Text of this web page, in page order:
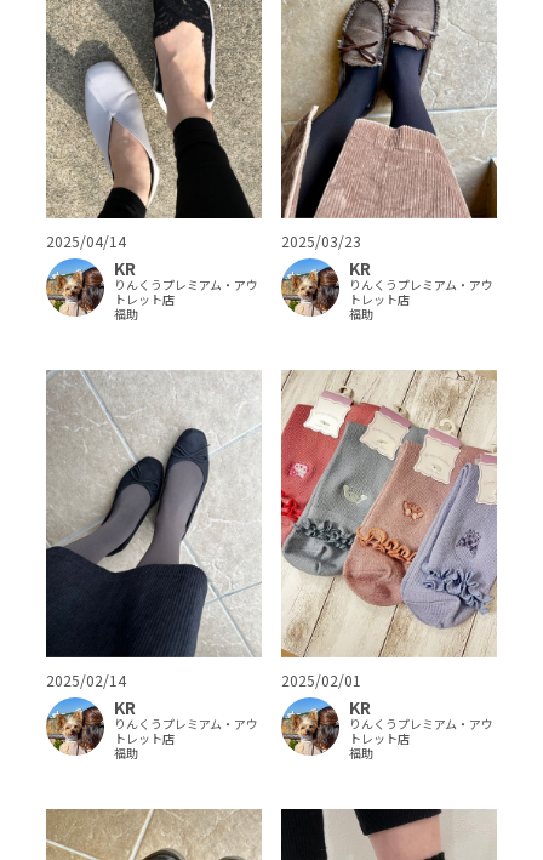
2025/04/14
KR
りんくうプレミアム・アウ
トレット店
福助
2025/03/23
KR
りんくうプレミアム・アウ
トレット店
福助
2025/02/14
KR
りんくうプレミアム・アウ
トレット店
福助
2025/02/01
KR
りんくうプレミアム・アウ
トレット店
福助